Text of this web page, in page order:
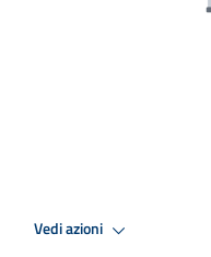
Vedi azioni